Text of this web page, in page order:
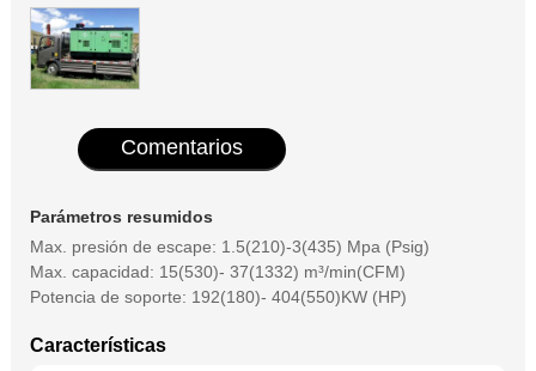
Comentarios
Parámetros resumidos
Max. presión de escape: 1.5(210)-3(435) Mpa (Psig)
Max. capacidad: 15(530)- 37(1332) m³/min(CFM)
Potencia de soporte: 192(180)- 404(550)KW (HP)
Características